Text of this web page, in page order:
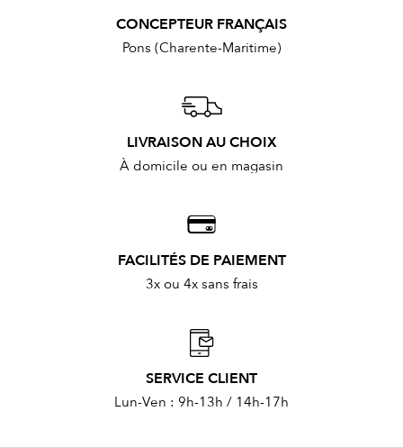
CONCEPTEUR FRANÇAIS
Pons (Charente-Maritime)
LIVRAISON AU CHOIX
À domicile ou en magasin
FACILITÉS DE PAIEMENT
3x ou 4x sans frais
SERVICE CLIENT
Lun-Ven : 9h-13h / 14h-17h